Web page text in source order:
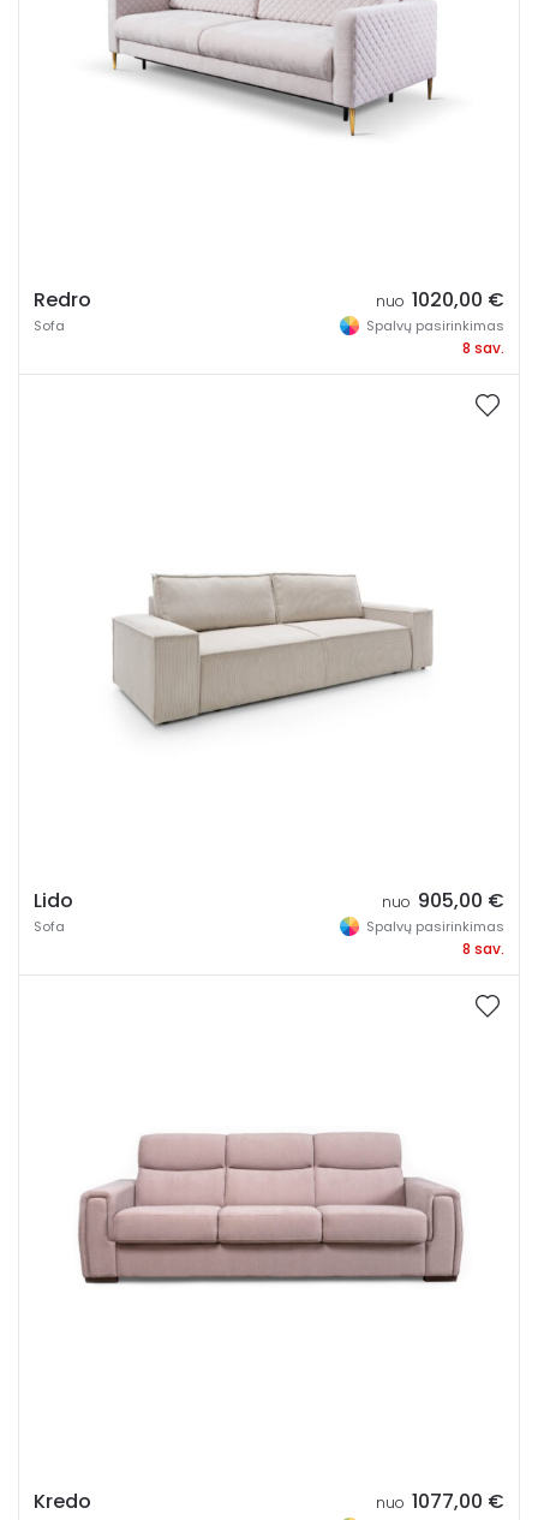
Redro
Sofa
nuo 1020,00 €
Spalvų pasirinkimas
8 sav.
Lido
Sofa
nuo 905,00 €
Spalvų pasirinkimas
8 sav.
Kredo nuo 1077,00 €